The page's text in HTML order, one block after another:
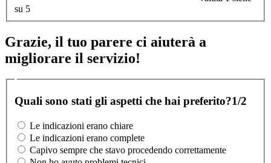
su 5
Grazie, il tuo parere ci aiuterà a
migliorare il servizio!
Quali sono stati gli aspetti che hai preferito?1/2
Le indicazioni erano chiare
Le indicazioni erano complete
Capivo sempre che stavo procedendo correttamente